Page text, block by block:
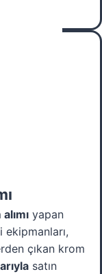
yapan
çıkan krom
satın